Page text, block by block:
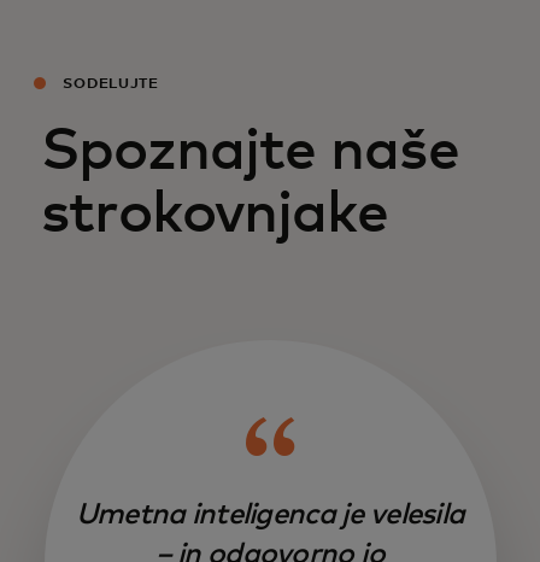
SODELUJTE
Spoznajte naše
strokovnjake
Umetna inteligenca je velesila
– in odgovorno jo